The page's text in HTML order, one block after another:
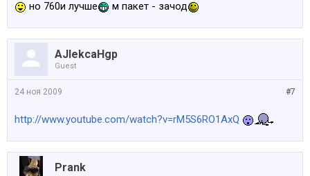
но 760и лучше м пакет - зачод
AJlekcaHgp
Guest
#7
24 ноя 2009
http://www.youtube.com/watch?v=rM5S6RO1AxQ
Prank